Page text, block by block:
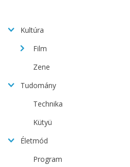
Kultúra
Film
Zene
Tudomány
Technika
Kütyü
Életmód
Program